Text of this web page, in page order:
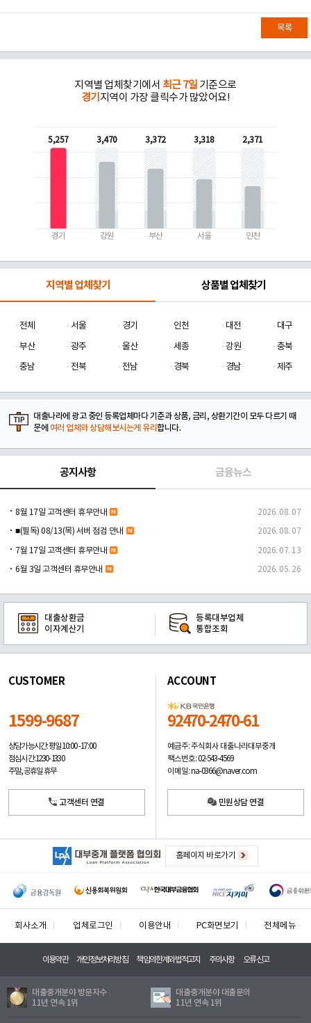
목록
지역별 업체찾기에서 최근 7일 기준으로
경기 지역이 가장 클릭수가 많았어요!
5,257
경기
3,470
강원
3,372
부산
3,318
서울
2,371
인천
지역별 업체찾기 상품별 업체찾기
전체 서울 경기 인천 대전
대구
부산
광주 울산 세종 강원
충북
충남
전북 전남 경북 경남 제주
대출나라에 광고 중인 등록업체마다 기준과 상품, 금리, 상환기간이 모두 다르기 때
문에 여러 업체와 상담해보시는게 유리합니다.
공지사항 금융뉴스
8월 17일 고객센터 휴무안내 2026. 08. 07
■(필독) 08/13(목) 서버 점검 안내 2026. 08. 07
7월 17일 고객센터 휴무안내 2026. 07. 13
6월 3일 고객센터 휴무안내 2026. 05. 26
대출상환금
이자계산기
등록대부업체
통합조회
CUSTOMER
1599-9687
상담가능시간: 평일10:00 -17:00
점심시간: 12:30 - 13:30
주말, 공휴일 휴무
고객센터 연결
ACCOUNT
92470-2470-61
예금주: 주식회사 대출나라대부중개
팩스번호: 02-543-4569
이메일: na-0366@naver.com
민원상담 연결
홈페이지 바로가기
회사소개 업체로그인 이용안내 PC화면보기 전체메뉴
이용약관 개인정보처리방침 책임의한계와법적고지 주의사항 오류신고
대출중개분야 방문자수
11년 연속 1위
대출중개분야 대출문의
11년 연속 1위